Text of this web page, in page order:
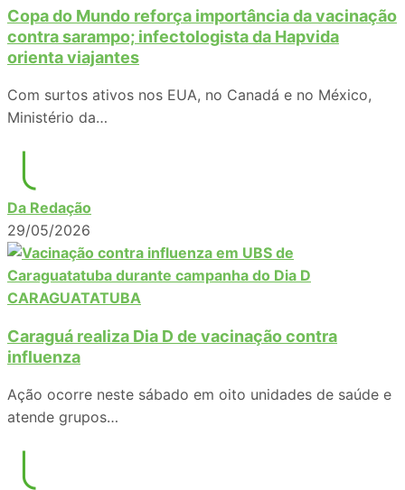
Copa do Mundo reforça importância da vacinação
contra sarampo; infectologista da Hapvida
orienta viajantes
Com surtos ativos nos EUA, no Canadá e no México,
Ministério da…
Da Redação
29/05/2026
CARAGUATATUBA
Caraguá realiza Dia D de vacinação contra
influenza
Ação ocorre neste sábado em oito unidades de saúde e
atende grupos…